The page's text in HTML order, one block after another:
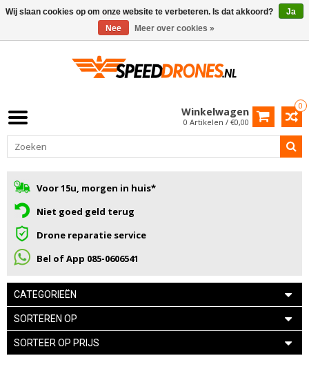
0
Winkelwagen
0 Artikelen / €0,00
Voor 15u, morgen in huis*
Niet goed geld terug
Drone reparatie service
Bel of App 085-0606541
CATEGORIEËN
SORTEREN OP
SORTEER OP PRIJS
Wij slaan cookies op om onze website te verbeteren. Is dat akkoord?
Ja
Nee
Meer over cookies »